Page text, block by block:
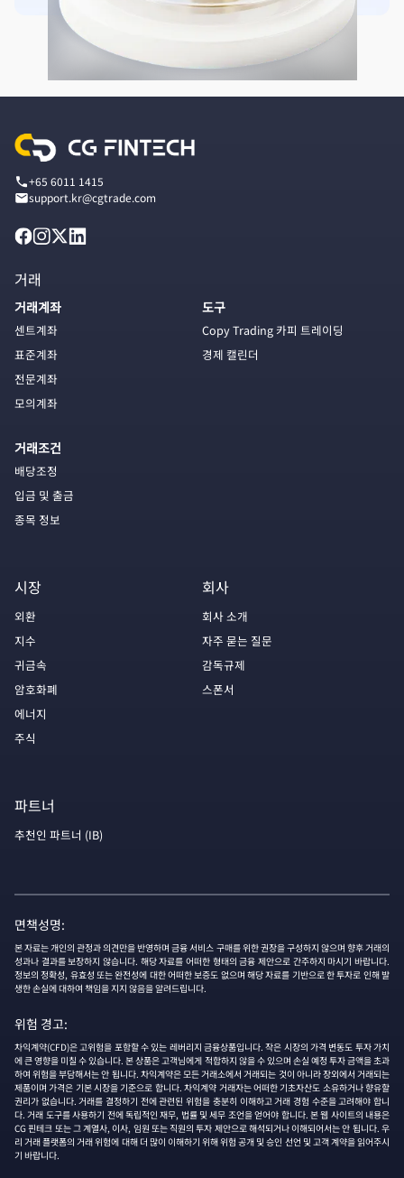
+65 6011 1415
support.kr@cgtrade.com
거래
거래계좌
센트계좌
표준계좌
전문계좌
모의계좌
거래조건
배당조정
입금 및 출금
종목 정보
도구
Copy Trading 카피 트레이딩
경제 캘린더
시장
외환
지수
귀금속
암호화폐
에너지
주식
회사
회사 소개
자주 묻는 질문
감독규제
스폰서
파트너
추천인 파트너 (IB)
면책성명:
본 자료는 개인의 관정과 의견만을 반영하며 금융 서비스 구매를 위한 권장을 구성하지 않으며 향후 거래의
성과나 결과를 보장하지 않습니다. 해당 자료를 어떠한 형태의 금융 제안으로 간주하지 마시기 바랍니다.
정보의 정확성, 유효성 또는 완전성에 대한 어떠한 보증도 없으며 해당 자료를 기반으로 한 투자로 인해 발
생한 손실에 대하여 책임을 지지 않음을 알려드립니다.
위험 경고:
차익계약(CFD)은 고위험을 포함할 수 있는 레버리지 금융상품입니다. 작은 시장의 가격 변동도 투자 가치
에 큰 영향을 미칠 수 있습니다. 본 상품은 고객님에게 적합하지 않을 수 있으며 손실 예정 투자 금액을 초과
하여 위험을 부담해서는 안 됩니다. 차익계약은 모든 거래소에서 거래되는 것이 아니라 장외에서 거래되는
제품이며 가격은 기본 시장을 기준으로 합니다. 차익계약 거래자는 어떠한 기초자산도 소유하거나 향유할
권리가 없습니다. 거래를 결정하기 전에 관련된 위험을 충분히 이해하고 거래 경험 수준을 고려해야 합니
다. 거래 도구를 사용하기 전에 독립적인 재무, 법률 및 세무 조언을 얻어야 합니다. 본 웹 사이트의 내용은
CG 핀테크 또는 그 계열사, 이사, 임원 또는 직원의 투자 제안으로 해석되거나 이해되어서는 안 됩니다. 우
리 거래 플랫폼의 거래 위험에 대해 더 많이 이해하기 위해 위험 공개 및 승인 선언 및 고객 계약을 읽어주시
기 바랍니다.